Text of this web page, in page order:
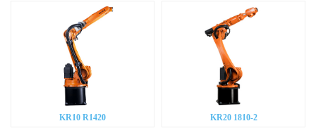
KR10 R1420 KR20 1810-2